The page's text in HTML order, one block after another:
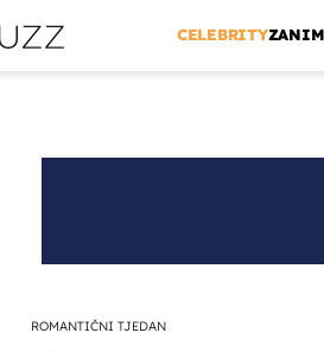
CELEBRITY
ROMANTIČNI TJEDAN